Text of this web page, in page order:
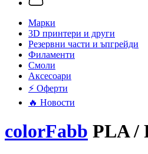
Mарки
3D принтери и други
Резервни части и ъпгрейди
Филаменти
Смоли
Аксесоари
⚡ Оферти
🔥 Новости
colorFabb PLA /